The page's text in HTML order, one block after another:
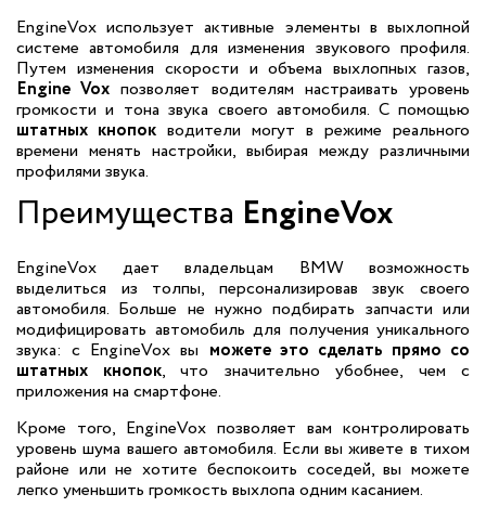
EngineVox использует активные элементы в выхлопной
системе автомобиля для изменения звукового профиля.
Путем изменения скорости и объема выхлопных газов,
Engine Vox позволяет водителям настраивать уровень
громкости и тона звука своего автомобиля. С помощью
штатных кнопок водители могут в режиме реального
времени менять настройки, выбирая между различными
профилями звука.
Преимущества EngineVox
EngineVox дает владельцам BMW возможность
выделиться из толпы, персонализировав звук своего
автомобиля. Больше не нужно подбирать запчасти или
модифицировать автомобиль для получения уникального
звука: с EngineVox вы можете это сделать прямо со
штатных кнопок, что значительно убобнее, чем с
приложения на смартфоне.
Кроме того, EngineVox позволяет вам контролировать
уровень шума вашего автомобиля. Если вы живете в тихом
районе или не хотите беспокоить соседей, вы можете
легко уменьшить громкость выхлопа одним касанием.